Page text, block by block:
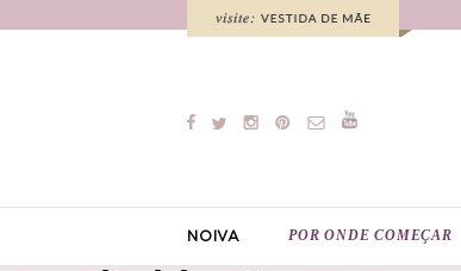
NOIVA POR ONDE COMEÇAR